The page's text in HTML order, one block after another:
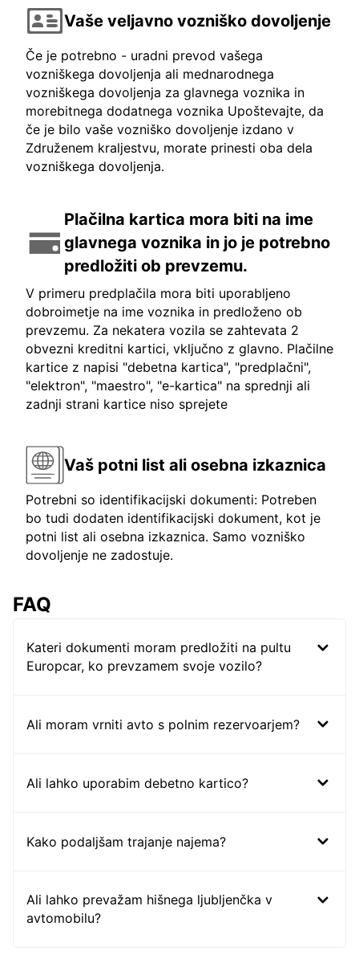
Vaše veljavno vozniško dovoljenje
Če je potrebno - uradni prevod vašega
vozniškega dovoljenja ali mednarodnega
vozniškega dovoljenja za glavnega voznika in
morebitnega dodatnega voznika Upoštevajte, da
če je bilo vaše vozniško dovoljenje izdano v
Združenem kraljestvu, morate prinesti oba dela
vozniškega dovoljenja.
Plačilna kartica mora biti na ime
glavnega voznika in jo je potrebno
predložiti ob prevzemu.
V primeru predplačila mora biti uporabljeno
dobroimetje na ime voznika in predloženo ob
prevzemu. Za nekatera vozila se zahtevata 2
obvezni kreditni kartici, vključno z glavno. Plačilne
kartice z napisi "debetna kartica", "predplačni",
"elektron", "maestro", "e-kartica" na sprednji ali
zadnji strani kartice niso sprejete
Vaš potni list ali osebna izkaznica
Potrebni so identifikacijski dokumenti: Potreben
bo tudi dodaten identifikacijski dokument, kot je
potni list ali osebna izkaznica. Samo vozniško
dovoljenje ne zadostuje.
FAQ
Kateri dokumenti moram predložiti na pultu
Europcar, ko prevzamem svoje vozilo?
Ali moram vrniti avto s polnim rezervoarjem?
Ali lahko uporabim debetno kartico?
Kako podaljšam trajanje najema?
Ali lahko prevažam hišnega ljubljenčka v
avtomobilu?